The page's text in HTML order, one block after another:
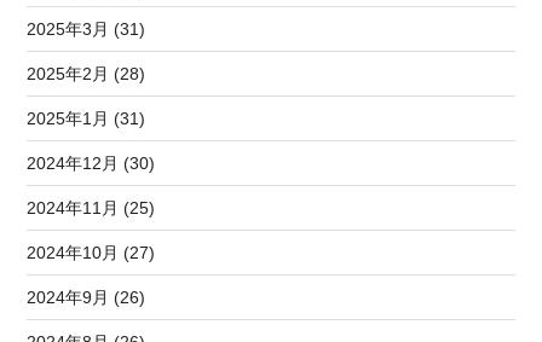
2025年3月 (31)
2025年2月 (28)
2025年1月 (31)
2024年12月 (30)
2024年11月 (25)
2024年10月 (27)
2024年9月 (26)